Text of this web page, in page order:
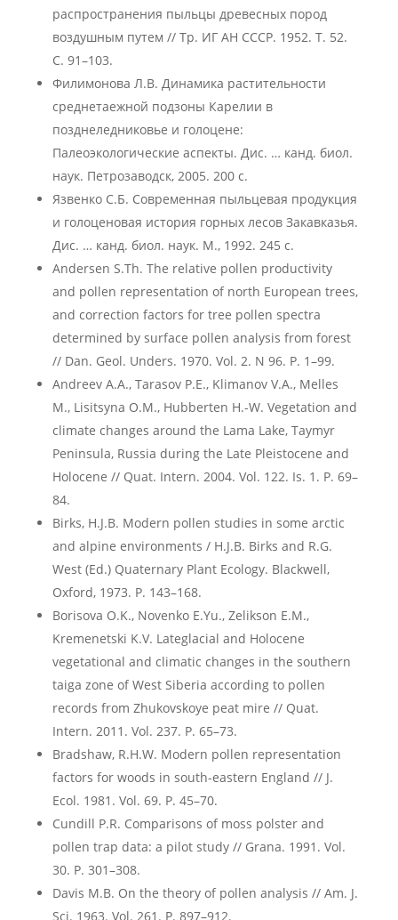
распространения пыльцы древесных пород
воздушным путем // Тр. ИГ АН СССР. 1952. Т. 52.
С. 91–103.
Филимонова Л.В. Динамика растительности
среднетаежной подзоны Карелии в
позднеледниковье и голоцене:
Палеоэкологические аспекты. Дис. … канд. биол.
наук. Петрозаводск, 2005. 200 с.
Язвенко С.Б. Современная пыльцевая продукция
и голоценовая история горных лесов Закавказья.
Дис. … канд. биол. наук. М., 1992. 245 с.
Andersen S.Th. The relative pollen productivity
and pollen representation of north European trees,
and correction factors for tree pollen spectra
determined by surface pollen analysis from forest
// Dan. Geol. Unders. 1970. Vol. 2. N 96. P. 1–99.
Andreev A.A., Tarasov P.E., Klimanov V.A., Melles
M., Lisitsyna O.M., Hubberten H.-W. Vegetation and
climate changes around the Lama Lake, Taymyr
Peninsula, Russia during the Late Pleistocene and
Holocene // Quat. Intern. 2004. Vol. 122. Is. 1. P. 69–
84.
Birks, H.J.B. Modern pollen studies in some arctic
and alpine environments / H.J.B. Birks and R.G.
West (Ed.) Quaternary Plant Ecology. Blackwell,
Oxford, 1973. P. 143–168.
Borisova O.K., Novenko E.Yu., Zelikson E.M.,
Kremenetski K.V. Lateglacial and Holocene
vegetational and climatic changes in the southern
taiga zone of West Siberia according to pollen
records from Zhukovskoye peat mire // Quat.
Intern. 2011. Vol. 237. P. 65–73.
Bradshaw, R.H.W. Modern pollen representation
factors for woods in south-eastern England // J.
Ecol. 1981. Vol. 69. P. 45–70.
Cundill P.R. Comparisons of moss polster and
pollen trap data: a pilot study // Grana. 1991. Vol.
30. P. 301–308.
Davis M.B. On the theory of pollen analysis // Am. J.
Sci. 1963. Vol. 261. P. 897–912.